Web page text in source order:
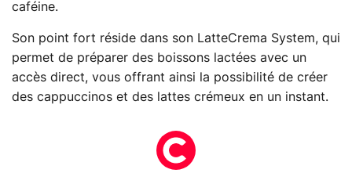
caféine.
Son point fort réside dans son LatteCrema System, qui
permet de préparer des boissons lactées avec un
accès direct, vous offrant ainsi la possibilité de créer
des cappuccinos et des lattes crémeux en un instant.